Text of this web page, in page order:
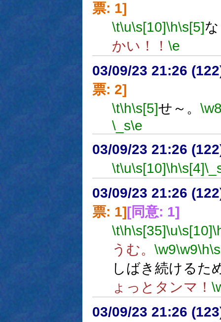
票: 1]
\t\u\s[10]\h\s[5]
かい！！ \e
03/09/23 21:26
票: 2]
\t\h\s[5]せ～。
\_s\e
03/09/23 21:26
\t\u\s[10]\h\s[4]
03/09/23 21:26
票: 1][同意: 1]
\t\h\s[35]\u\s[10]
うむ。 \w9\w9\h
しばき続けるた
ょっとタンマ！
03/09/23 21:26